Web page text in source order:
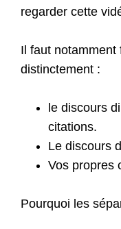
regarder cette
Il faut
distinctement :
le discours
citations.
Le discours
Vos propres
Pourquoi les